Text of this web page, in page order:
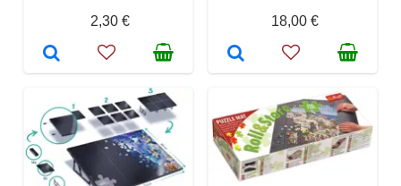
2,30 €
18,00 €